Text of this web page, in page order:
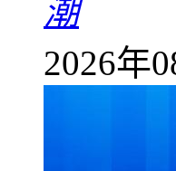
潮
2026年